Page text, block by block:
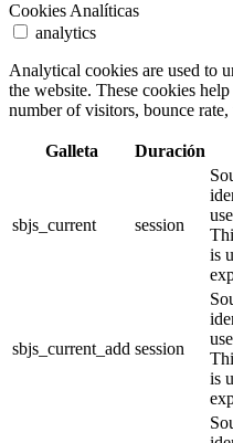
Cookies Analíticas
analytics
Analytical cookies are used to
the website. These cookies
number of visitors, bounce
Galleta Duración
sbjs_current session
is
sbjs_current_add session
is